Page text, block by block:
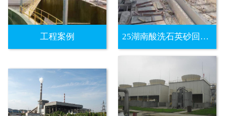
工程案例 25湖南酸洗石英砂回用水工程